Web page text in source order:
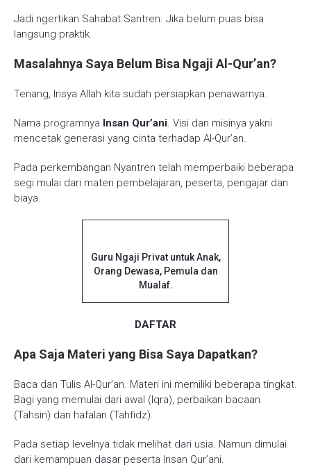
Jadi ngertikan Sahabat Santren. Jika belum puas bisa
langsung praktik.
Masalahnya Saya Belum Bisa Ngaji Al-Qur’an?
Tenang, Insya Allah kita sudah persiapkan penawarnya.
Nama programnya Insan Qur’ani. Visi dan misinya yakni
mencetak generasi yang cinta terhadap Al-Qur’an.
Pada perkembangan Nyantren telah memperbaiki beberapa
segi mulai dari materi pembelajaran, peserta, pengajar dan
biaya.
Guru Ngaji Privat untuk Anak,
Orang Dewasa, Pemula dan
Mualaf.
DAFTAR
Apa Saja Materi yang Bisa Saya Dapatkan?
Baca dan Tulis Al-Qur’an. Materi ini memiliki beberapa tingkat.
Bagi yang memulai dari awal (Iqra), perbaikan bacaan
(Tahsin) dan hafalan (Tahfidz).
Pada setiap levelnya tidak melihat dari usia. Namun dimulai
dari kemampuan dasar peserta Insan Qur’ani.